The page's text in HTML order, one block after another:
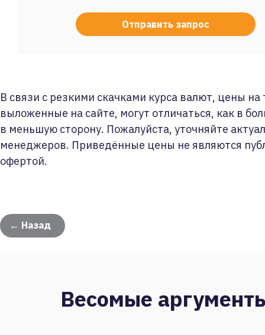
В связи с резкими скачками курса валют, цены на
выложенные на сайте, могут отличаться, как в
в меньшую сторону. Пожалуйста, уточняйте
менеджеров. Приведённые цены не являются
офертой.
← Назад
Весомые